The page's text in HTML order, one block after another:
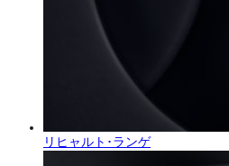
リヒャルト･ランゲ